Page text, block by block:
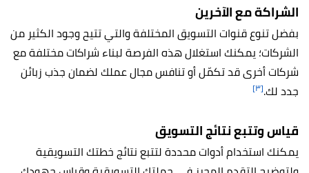
الشراكة مع الآخرين
بفضل تنوع قنوات التسويق المختلفة والتي تتيح وجود الكثير من
الشركات؛ يمكنك استغلال هذه الفرصة لبناء شراكات مختلفة مع
شركات أخرى قد تكمّل أو تنافس مجال عملك لضمان جذب زبائن
جدد لك.[٣]
قياس وتتبع نتائج التسويق
يمكنك استخدام أدوات محددة لتتبع نتائج خطتك التسويقية